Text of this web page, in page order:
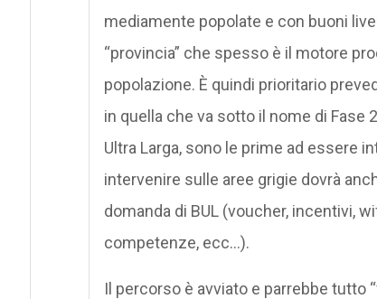
mediamente popolate e con buoni
“provincia” che spesso è il motore
popolazione. È quindi prioritario
in quella che va sotto il nome di Fase
Ultra Larga, sono le prime ad essere
intervenire sulle aree grigie dovrà
domanda di BUL (voucher, incentivi,
competenze, ecc…).
Il percorso è avviato e parrebbe tutto